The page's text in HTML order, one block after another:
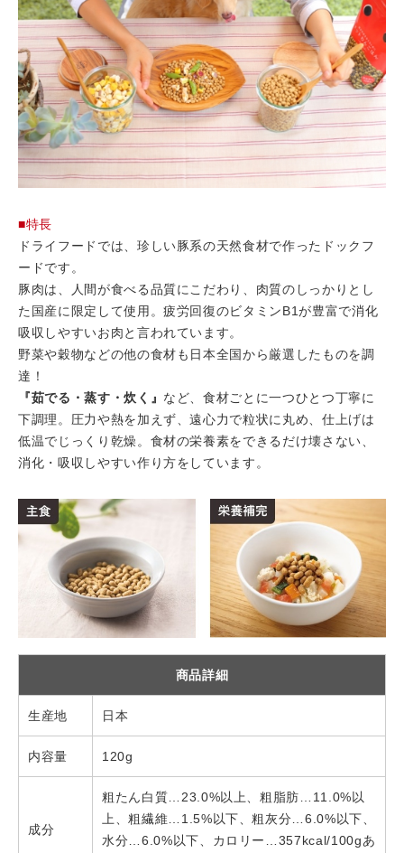
■特長
ドライフードでは、珍しい豚系の天然食材で作ったドックフ
ードです。
豚肉は、人間が食べる品質にこだわり、肉質のしっかりとし
た国産に限定して使用。疲労回復のビタミンB1が豊富で消化
吸収しやすいお肉と言われています。
野菜や穀物などの他の食材も日本全国から厳選したものを調
達！
『茹でる・蒸す・炊く』 など、食材ごとに一つひとつ丁寧に
下調理。圧力や熱を加えず、遠心力で粒状に丸め、仕上げは
低温でじっくり乾燥。食材の栄養素をできるだけ壊さない、
消化・吸収しやすい作り方をしています。
商品詳細
生産地 日本
内容量 120g
成分
粗たん白質…23.0%以上、粗脂肪…11.0%以
上、粗繊維…1.5%以下、粗灰分…6.0%以下、
水分…6.0%以下、カロリー…357kcal/100gあ